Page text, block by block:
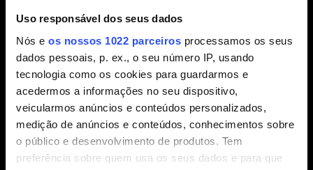
Uso responsável dos seus dados
Nós e os nossos 1022 parceiros processamos os seus
dados pessoais, p. ex., o seu número IP, usando
tecnologia como os cookies para guardarmos e
acedermos a informações no seu dispositivo,
veicularmos anúncios e conteúdos personalizados,
medição de anúncios e conteúdos, conhecimentos sobre
o público e desenvolvimento de produtos. Tem
preferência sobre quem usa os seus dados e para que
conoscoabaixo e forneça as seguintes informações:
Etapas para reproduzir o problema.
Vídeo ou captura de tela do problema (anexo ou link).
Seu arquivo salvo, se possível, um pouco antes de
encontrar o problema e outro logo depois.